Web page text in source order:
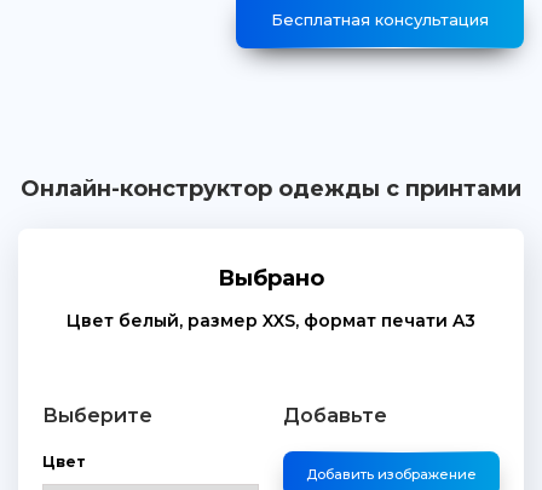
Бесплатная консультация
Онлайн-конструктор одежды с принтами
Выбрано
Цвет белый, размер XXS, формат печати A3
Выберите
Цвет
Добавьте
Добавить изображение